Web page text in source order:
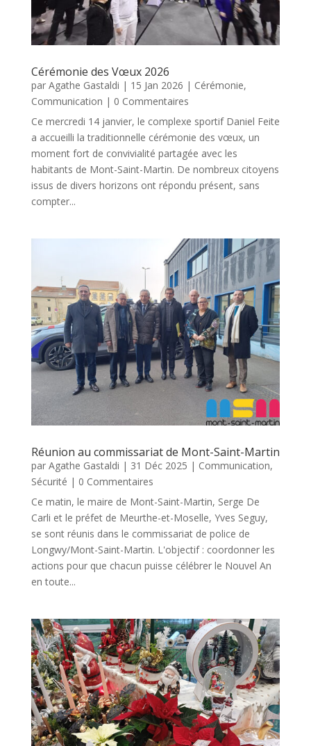
Cérémonie des Vœux 2026
par Agathe Gastaldi | 15 Jan 2026 | Cérémonie,
Communication | 0 Commentaires
Ce mercredi 14 janvier, le complexe sportif Daniel Feite
a accueilli la traditionnelle cérémonie des vœux, un
moment fort de convivialité partagée avec les
habitants de Mont-Saint-Martin. De nombreux citoyens
issus de divers horizons ont répondu présent, sans
compter...
Réunion au commissariat de Mont-Saint-Martin
par Agathe Gastaldi | 31 Déc 2025 | Communication,
Sécurité | 0 Commentaires
Ce matin, le maire de Mont-Saint-Martin, Serge De
Carli et le préfet de Meurthe-et-Moselle, Yves Seguy,
se sont réunis dans le commissariat de police de
Longwy/Mont-Saint-Martin. L'objectif : coordonner les
actions pour que chacun puisse célébrer le Nouvel An
en toute...